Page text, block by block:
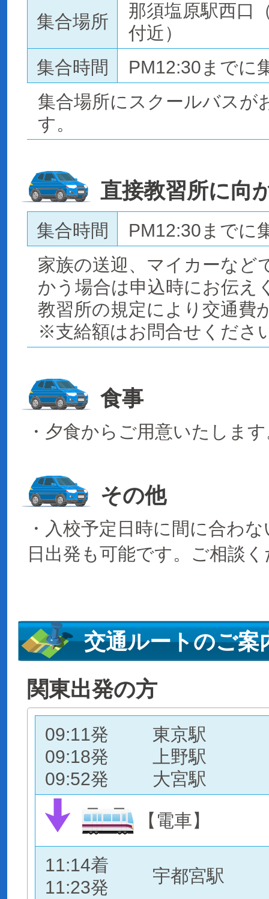
集合場所
那須塩原駅西口
付近）
集合時間
PM12:30までに
集合場所にスクールバスが
す。
直接教習所に向
集合時間
PM12:30までに
家族の送迎、マイカーなど
かう場合は申込時にお伝え
教習所の規定により交通費
※支給額はお問合せくださ
食事
・夕食からご用意いたしま
その他
・入校予定日時に間に合わ
日出発も可能です。ご相談
交通ルートのご案
関東出発の方
09:11発
09:18発
09:52発
東京駅
上野駅
大宮駅
【電車】
11:14着
11:23発
宇都宮駅